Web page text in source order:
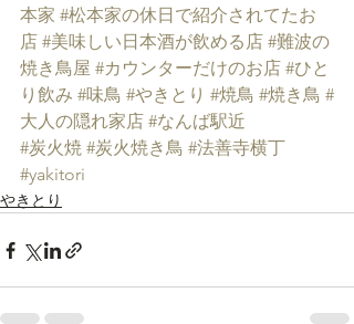
本家 #松本家の休日で紹介されてたお
店 #美味しい日本酒が飲める店 #難波の
焼き鳥屋 #カウンターだけのお店 #ひと
り飲み #味鳥 #やきとり #焼鳥 #焼き鳥 #
大人の隠れ家店 #なんば駅近
#炭火焼 #炭火焼き鳥 #法善寺横丁
#yakitori
やきとり